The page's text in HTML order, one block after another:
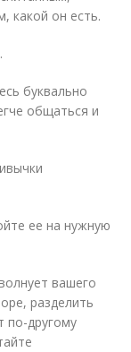
какой он есть.
буквально
общаться и
ее на нужную
вашего
разделить
по-другому